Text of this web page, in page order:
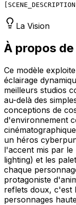
SCENE_DESCRIPTION
La Vision
À propos
Ce modèle
éclairage
meilleurs studios
au-delà des
conceptions de
d'environnement
un héros
l'accent mis par
lighting) et les
chaque
protagoniste
reflets doux, c'est
personnages